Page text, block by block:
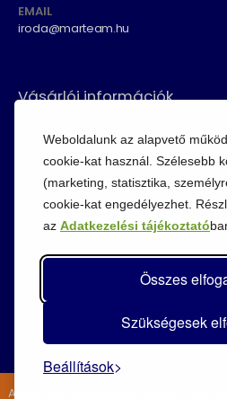
Weboldalunk az alapvető
cookie-kat használ. Szélesebb
(marketing, statisztika,
cookie-kat engedélyezhet.
az Adatkezelési tájékoztató
Összes
Szükségesek
Beállítások
A jelenlegi gazdasági helyzet miatt
EMAIL
iroda@marteam.hu
Vásárlói információk
Fizetési módok
Adatvédelem
Cookie szabályzat